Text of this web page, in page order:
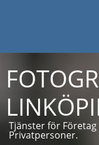
Tjänster för Företag
Privatpersoner.